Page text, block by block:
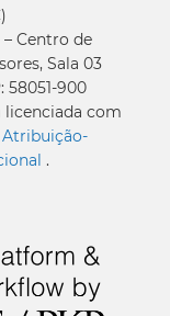
Centro de
Sala 03
58051-900
licenciada com
Atribuição-
.